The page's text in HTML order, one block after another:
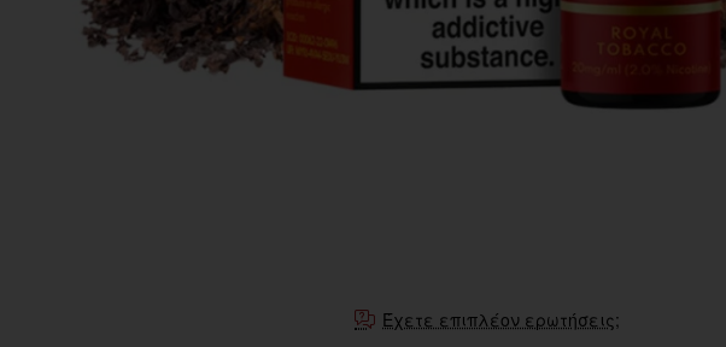
Έχετε επιπλέον ερωτήσεις;